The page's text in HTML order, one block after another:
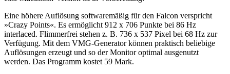
Eine höhere Auflösung softwaremäßig für den Falcon verspricht
»Crazy Points«. Es ermöglicht 912 x 706 Punkte bei 86 Hz
interlaced. Flimmerfrei stehen z. B. 736 x 537 Pixel bei 68 Hz zur
Verfügung. Mit dem VMG-Generator können praktisch beliebige
Auflösungen erzeugt und so der Monitor optimal ausgenutzt
werden. Das Programm kostet 59 Mark.